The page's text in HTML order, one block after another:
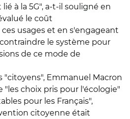
à la 5G", a-t-il souligné en
le coût
usages et en s'engageant
le système pour
de ce mode de
"citoyens", Emmanuel Macron
"les choix pris pour l'écologie"
pour les Français",
citoyenne était